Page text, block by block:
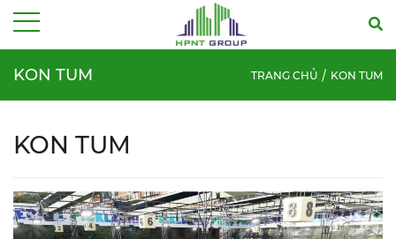
KON TUM TRANG CHỦ KON TUM
KON TUM